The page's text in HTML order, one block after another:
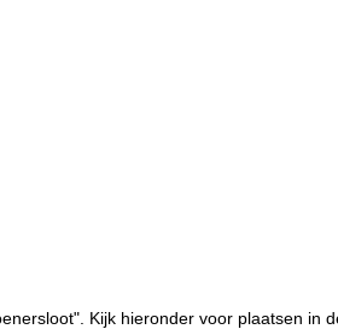
Kijk hieronder voor plaatsen in